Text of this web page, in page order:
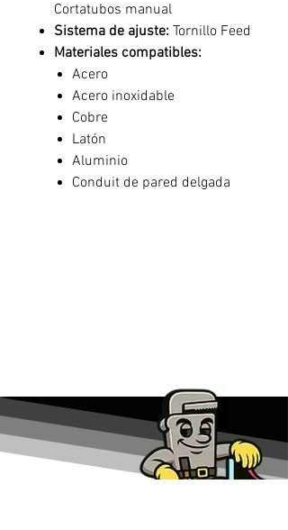
Cortatubos manual
Sistema de ajuste: Tornillo Feed
Materiales compatibles:
Acero
Acero inoxidable
Cobre
Latón
Aluminio
Conduit de pared delgada